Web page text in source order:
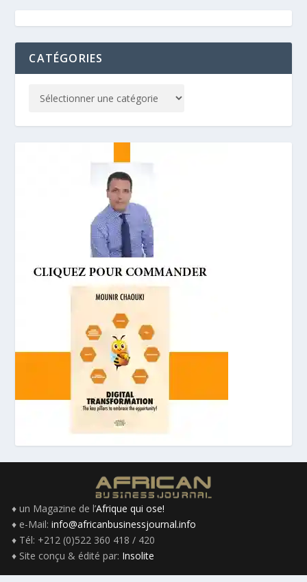
CATÉGORIES
♦ un Magazine de l’Afrique qui ose!
♦ e-Mail: info@africanbusinessjournal.info
♦ Tél: +212 (0)522 360 418 / 420
♦ Site conçu & édité par: Insolite